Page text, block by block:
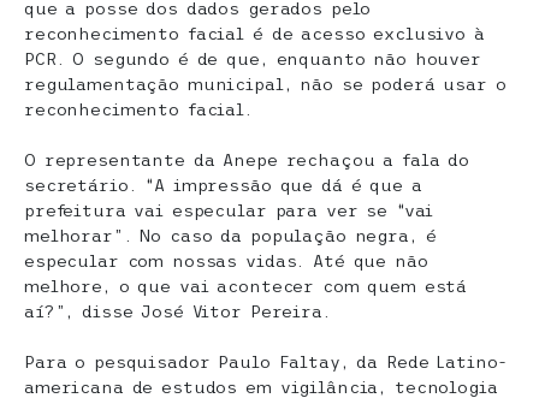
que a posse dos dados gerados pelo
reconhecimento facial é de acesso exclusivo à
PCR. O segundo é de que, enquanto não houver
regulamentação municipal, não se poderá usar o
reconhecimento facial.
O representante da Anepe rechaçou a fala do
secretário. “A impressão que dá é que a
prefeitura vai especular para ver se “vai
melhorar”. No caso da população negra, é
especular com nossas vidas. Até que não
melhore, o que vai acontecer com quem está
aí?”, disse José Vitor Pereira.
Para o pesquisador Paulo Faltay, da Rede Latino-
americana de estudos em vigilância, tecnologia